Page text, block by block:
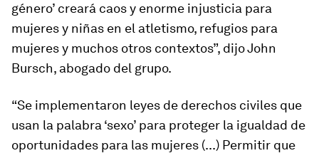
género’ creará caos y enorme injusticia para
mujeres y niñas en el atletismo, refugios para
mujeres y muchos otros contextos”, dijo John
Bursch, abogado del grupo.
“Se implementaron leyes de derechos civiles que
usan la palabra ‘sexo’ para proteger la igualdad de
oportunidades para las mujeres (...) Permitir que